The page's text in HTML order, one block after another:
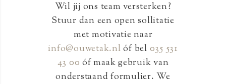
Wil jij ons team versterken?
Stuur dan een open sollitatie
met motivatie naar
info@ouwetak.nlóf bel 035 531
43 00 óf maak gebruik van
onderstaand formulier. We